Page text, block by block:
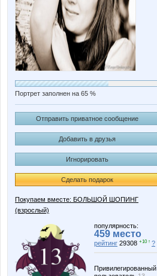
Портрет заполнен на 65 %
Отправить приватное сообщение
Добавить в друзья
Игнорировать
Сделать подарок
Покупаем вместе: БОЛЬШОЙ ШОПИНГ
(взрослый)
популярность:
459 место
рейтинг 29308 +10 ↑ ?
Привилегированный